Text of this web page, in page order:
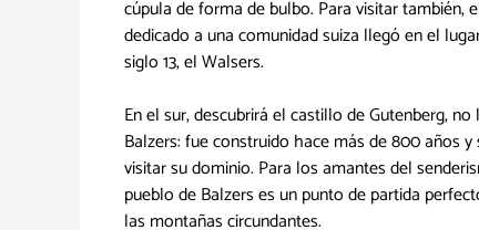
cúpula de forma de bulbo. Para visitar también,
dedicado a una comunidad suiza llegó en el
siglo 13, el Walsers.
En el sur, descubrirá el castillo de Gutenberg,
Balzers: fue construido hace más de 800 años y
visitar su dominio. Para los amantes del
pueblo de Balzers es un punto de partida
las montañas circundantes.